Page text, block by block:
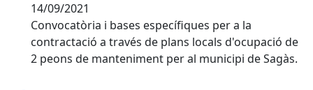
14/09/2021
Convocatòria i bases específiques per a la
contractació a través de plans locals d'ocupació de
2 peons de manteniment per al municipi de Sagàs.